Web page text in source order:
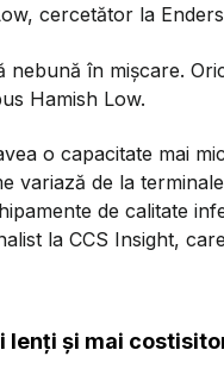
cercetător la
nebună în mișcare.
Hamish Low.
o capacitate mai
variază de la
de calitate
la CCS Insight,
lenți și mai